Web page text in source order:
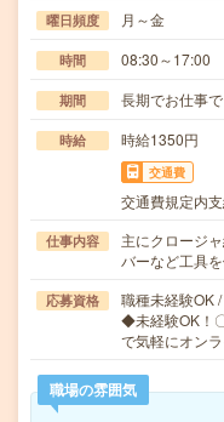
曜日頻度 月～金
時間 08:30～17:00
期間 長期でお仕事
時給 時給1350円
交通費
交通費規定内
仕事内容
主にクロージ
バーなど工具
応募資格
職種未経験OK
◆未経験OK！
で気軽にオン
職場の雰囲気